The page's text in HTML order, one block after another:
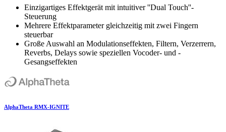
Einzigartiges Effektgerät mit intuitiver ''Dual Touch''-
Steuerung
Mehrere Effektparameter gleichzeitig mit zwei Fingern
steuerbar
Große Auswahl an Modulationseffekten, Filtern, Verzerrern,
Reverbs, Delays sowie speziellen Vocoder- und -
Gesangseffekten
AlphaTheta RMX-IGNITE